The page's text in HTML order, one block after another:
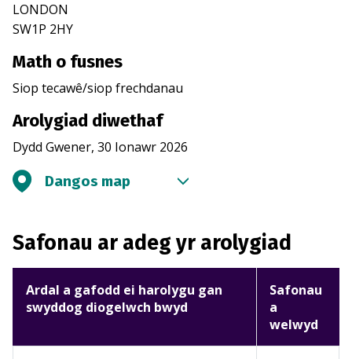
LONDON
SW1P 2HY
Math o fusnes
Siop tecawê/siop frechdanau
Arolygiad diwethaf
Dydd Gwener, 30 Ionawr 2026
Dangos map
Safonau ar adeg yr arolygiad
Ardal a gafodd ei harolygu gan
swyddog diogelwch bwyd
Safonau
a
welwyd